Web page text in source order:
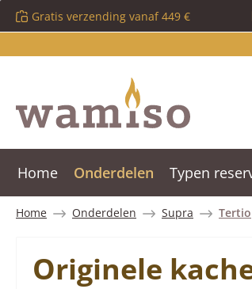
naar de hoofdinhoud
Ga naar de zoekopdracht
Ga naar de hoofdnavigatie
Gratis verzending vanaf 449 €
Home Onderdelen Typen
Home Onderdelen Supra Tertio
Originele